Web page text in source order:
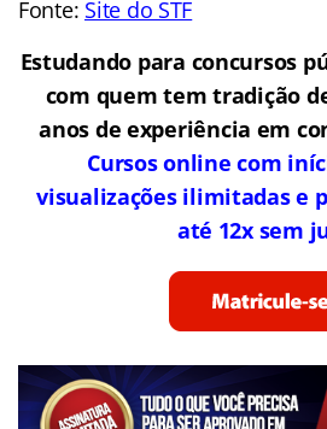
Fonte: Site do STF
Estudando para concursos
com quem tem tradição
anos de experiência em
Cursos online com
visualizações ilimitadas e
até 12x sem